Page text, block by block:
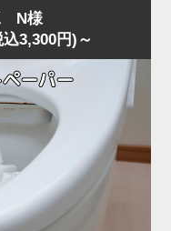
N様
3,300円)～